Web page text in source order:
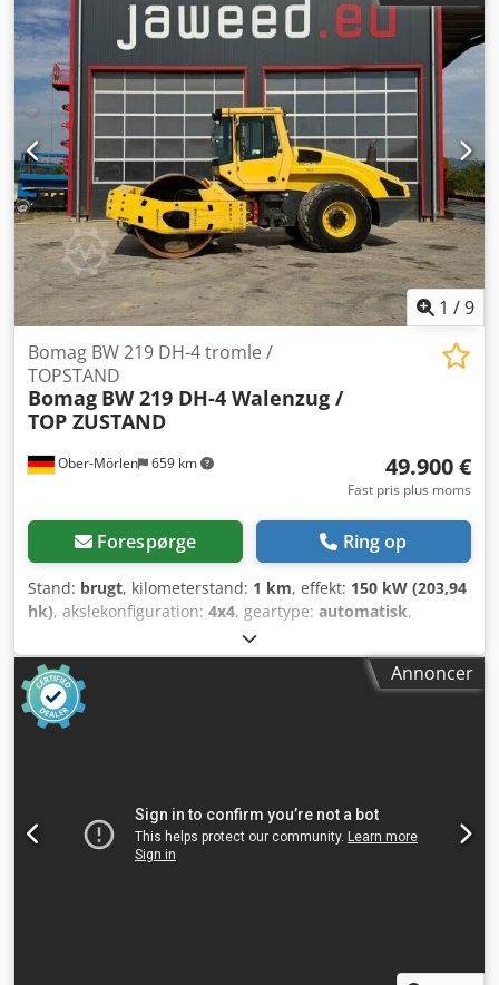
gummihjul med glat profil bagtil – hydrostatisk fremdrift
og vibrationssystem – 2 skraberblade pr. dæk,
fjederspændte og kan klappes ned – trykvandingssystem
med intervalfunktion – multifunktionsstyrehåndtag –
multifunktionsdisplay inkl. driftstimetæller –
vandstandsmåler – NØDSTOP – intelligent
vibrationskontrol – integreret opbevaringsrum – justerbart
førersæde – sædekontaktkontakt – vandalbeskyttelse – 12 V
stik – arbejdslys foran/bagpå – bakvarselsystem – låsbar
motorhjelm i kompositmateriale – surringsøjer,
galvaniserede – enkeltpunktsophæng. Dcsdpezkzznsfx
Abxjk
1 /9
Ober-Mörlen 659 km
Bomag BW 219 DH-4 tromle /
TOPSTAND
Bomag BW 219 DH-4 Walenzug /
TOP ZUSTAND
49.900 €
Fast pris plus moms
Forespørge Ring op
Stand: brugt, kilometerstand: 1 km, effekt: 150 kW (203,94
hk), akslekonfiguration: 4x4, geartype: automatisk,
, Egenvægt: 19.200 kg Nyttelast: 1.730
kg Totalvægt: 20.930 kg Kontakt Emal Jaweed for yderligere
information. Vejrulle, Bomag BW 219 DH-4, Årstal/Year of
Construction: 2013, Driftstimer/operating hours: 6523
timer, Længde/length: 6000 mm, Bredde/width: 2300 mm,
Omdrejningstal: 2200 o/min, Dækstørrelse/Tire size: 800/60
R24 10.9, Maks. hastighed/Max. Speed: 13 km/t, EasyDrive
(Hydrostatisk fremdrift) (SN), Hydrostatisk knækstyring,
Annoncer